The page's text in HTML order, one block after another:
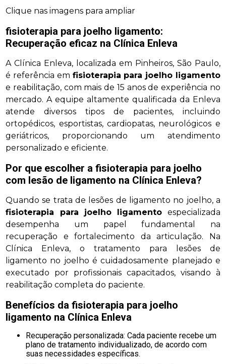
Clique nas imagens para ampliar
fisioterapia para joelho ligamento:
Recuperação eficaz na Clínica Enleva
A Clínica Enleva, localizada em Pinheiros, São Paulo,
é referência em fisioterapia para joelho ligamento
e reabilitação, com mais de 15 anos de experiência no
mercado. A equipe altamente qualificada da Enleva
atende diversos tipos de pacientes, incluindo
ortopédicos, esportistas, cardiopatas, neurológicos e
geriátricos, proporcionando um atendimento
personalizado e eficiente.
Por que escolher a fisioterapia para joelho
com lesão de ligamento na Clínica Enleva?
Quando se trata de lesões de ligamento no joelho, a
fisioterapia para joelho ligamento especializada
desempenha um papel fundamental na
recuperação e fortalecimento da articulação. Na
Clínica Enleva, o tratamento para lesões de
ligamento no joelho é cuidadosamente planejado e
executado por profissionais capacitados, visando à
reabilitação completa do paciente.
Benefícios dafisioterapia para joelho
ligamento na Clínica Enleva
Recuperação personalizada: Cada paciente recebe um
plano de tratamento individualizado, de acordo com
suas necessidades específicas.